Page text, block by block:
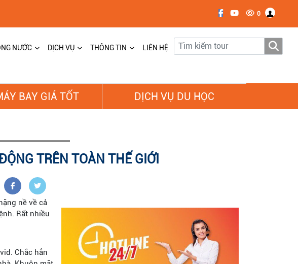
0
NƯỚC DỊCH VỤ THÔNG TIN LIÊN HỆ
BAY GIÁ TỐT DỊCH VỤ DU HỌC
TRÊN TOÀN THẾ GIỚI
nề về cả
Rất nhiều
Chắc hẳn